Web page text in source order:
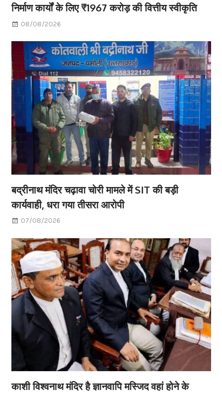
निर्माण कार्यों के लिए ₹1967 करोड़ की वित्तीय स्वीकृति
08/08/2026
बद्रीनाथ मंदिर चढ़ावा चोरी मामले में SIT की बड़ी
कार्यवाही, धरा गया तीसरा आरोपी
07/08/2026
काशी विश्वनाथ मंदिर है ज्ञानवापि मस्जिद वहां होने के